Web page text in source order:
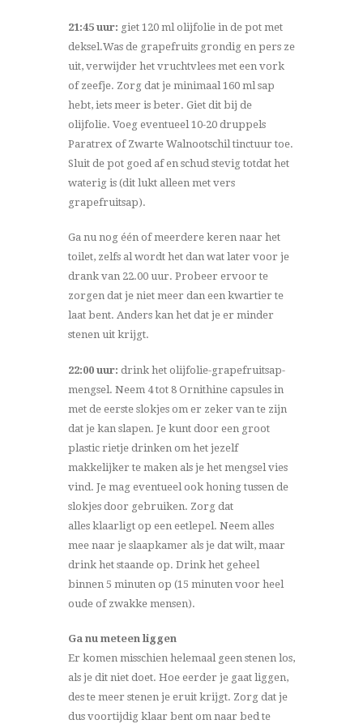
21:45 uur: giet 120 ml olijfolie in de pot met
deksel.Was de grapefruits grondig en pers ze
uit, verwijder het vruchtvlees met een vork
of zeefje. Zorg dat je minimaal 160 ml sap
hebt, iets meer is beter. Giet dit bij de
olijfolie. Voeg eventueel 10-20 druppels
Paratrex of Zwarte Walnootschil tinctuur toe.
Sluit de pot goed af en schud stevig totdat het
waterig is (dit lukt alleen met vers
grapefruitsap).
Ga nu nog één of meerdere keren naar het
toilet, zelfs al wordt het dan wat later voor je
drank van 22.00 uur. Probeer ervoor te
zorgen dat je niet meer dan een kwartier te
laat bent. Anders kan het dat je er minder
stenen uit krijgt.
22:00 uur: drink het olijfolie-grapefruitsap-
mengsel. Neem 4 tot 8 Ornithine capsules in
met de eerste slokjes om er zeker van te zijn
dat je kan slapen. Je kunt door een groot
plastic rietje drinken om het jezelf
makkelijker te maken als je het mengsel vies
vind. Je mag eventueel ook honing tussen de
slokjes door gebruiken. Zorg dat
alles klaarligt op een eetlepel. Neem alles
mee naar je slaapkamer als je dat wilt, maar
drink het staande op. Drink het geheel
binnen 5 minuten op (15 minuten voor heel
oude of zwakke mensen).
Ga nu meteen liggen
Er komen misschien helemaal geen stenen los,
als je dit niet doet. Hoe eerder je gaat liggen,
des te meer stenen je eruit krijgt. Zorg dat je
dus voortijdig klaar bent om naar bed te